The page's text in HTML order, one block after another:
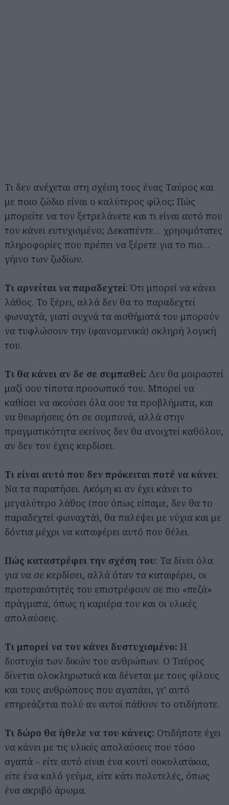
Τι δεν ανέχεται στη σχέση τους ένας Ταύρος και
με ποιο ζώδιο είναι ο καλύτερος φίλος; Πώς
μπορείτε να τον ξετρελάνετε και τι είναι αυτό που
τον κάνει ευτυχισμένο; Δεκαπέντε… χρησιμότατες
πληροφορίες που πρέπει να ξέρετε για το πιο…
γήινο των ζωδίων.
Τι αρνείται να παραδεχτεί: Ότι μπορεί να κάνει
λάθος. Το ξέρει, αλλά δεν θα το παραδεχτεί
φωναχτά, γιατί συχνά τα αισθήματά του μπορούν
να τυφλώσουν την (φαινομενικά) σκληρή λογική
του.
Τι θα κάνει αν δε σε συμπαθεί: Δεν θα μοιραστεί
μαζί σου τίποτα προσωπικό του. Μπορεί να
καθίσει να ακούσει όλα σου τα προβλήματα, και
να θεωρήσεις ότι σε συμπονά, αλλά στην
πραγματικότητα εκείνος δεν θα ανοιχτεί καθόλου,
αν δεν τον έχεις κερδίσει.
Τι είναι αυτό που δεν πρόκειται ποτέ να κάνει:
Να τα παρατήσει. Ακόμη κι αν έχει κάνει το
μεγαλύτερο λάθος (που όπως είπαμε, δεν θα το
παραδεχτεί φωναχτά), θα παλέψει με νύχια και με
δόντια μέχρι να καταφέρει αυτό που θέλει.
Πώς καταστρέφει την σχέση του: Τα δίνει όλα
για να σε κερδίσει, αλλά όταν τα καταφέρει, οι
προτεραιότητές του επιστρέφουν σε πιο «πεζά»
πράγματα, όπως η καριέρα του και οι υλικές
απολαύσεις.
Τι μπορεί να τον κάνει δυστυχισμένο: Η
δυστυχία των δικών του ανθρώπων. Ο Ταύρος
δίνεται ολοκληρωτικά και δένεται με τους φίλους
και τους ανθρώπους που αγαπάει, γι’ αυτό
επηρεάζεται πολύ αν αυτοί πάθουν το οτιδήποτε.
Τι δώρο θα ήθελε να του κάνεις: Οτιδήποτε έχει
να κάνει με τις υλικές απολαύσεις που τόσο
αγαπά – είτε αυτό είναι ένα κουτί σοκολατάκια,
είτε ένα καλό γεύμα, είτε κάτι πολυτελές, όπως
ένα ακριβό άρωμα.